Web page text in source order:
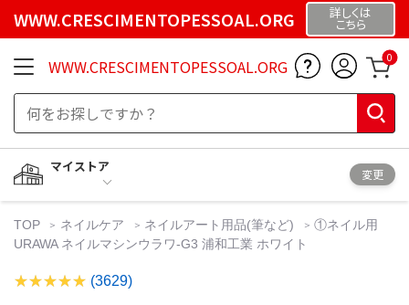
WWW.CRESCIMENTOPESSOAL.ORG 詳しくは
こちら
WWW.CRESCIMENTOPESSOAL.ORG 0
マイストア
変更
TOP ネイルケア ネイルアート用品(筆など)
①ネイル用
URAWA ネイルマシンウラワ-G3 浦和工業 ホワイト
(3629)